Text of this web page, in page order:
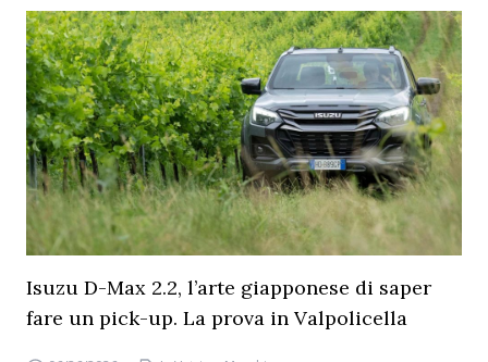
Isuzu D-Max 2.2, l’arte giapponese di saper
fare un pick-up. La prova in Valpolicella